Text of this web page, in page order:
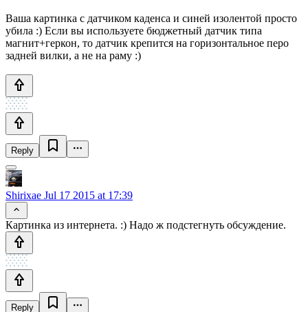
Ваша картинка с датчиком каденса и синей изолентой просто
убила :) Если вы используете бюджетный датчик типа
магнит+геркон, то датчик крепится на горизонтальное перо
задней вилки, а не на раму :)
Reply
Shirixae Jul 17 2015 at 17:39
Картинка из интернета. :) Надо ж подстегнуть обсуждение.
Reply